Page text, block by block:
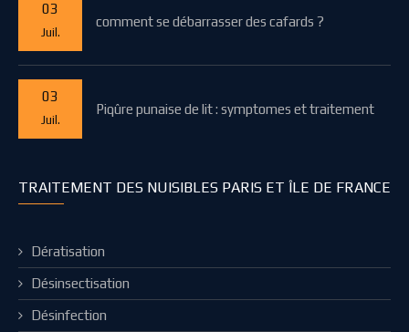
03
Juil.
comment se débarrasser des cafards ?
03
Juil.
Piqûre punaise de lit : symptomes et traitement
TRAITEMENT DES NUISIBLES PARIS ET ÎLE DE FRANCE
Dératisation
Désinsectisation
Désinfection